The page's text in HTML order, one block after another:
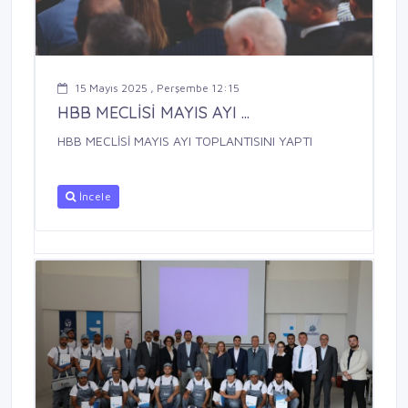
15 Mayıs 2025 , Perşembe 12:15
HBB MECLİSİ MAYIS AYI ...
HBB MECLİSİ MAYIS AYI TOPLANTISINI YAPTI
İncele